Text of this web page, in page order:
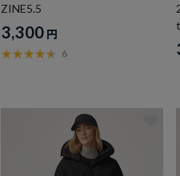
ZINE5.5
3,300 円
6
t